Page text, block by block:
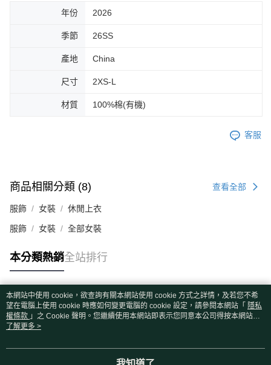
年份 2026
季節 26SS
產地 China
尺寸 2XS-L
材質 100%棉(有機)
客服
商品相關分類 (8) 查看全部
服飾 女裝 休閒上衣
服飾 女裝 全部女裝
本分類熱銷全站排行
熱門標籤
本網站中使用 cookie，欲查詢有關本網站使用 cookie 方式之詳情，及若您不希
望在電腦上使用 cookie 時應如何變更電腦的 cookie 設定，請參閱本網站「 隱私
權條款 」之 Cookie 聲明。您繼續使用本網站即表示您同意本公司得按本網站使
用條款之 Cookie 聲明使用 cookie。
了解更多 >